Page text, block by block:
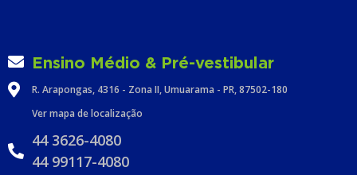
Ensino Médio & Pré-vestibular
R. Arapongas, 4316 - Zona II, Umuarama - PR, 87502-180
Ver mapa de localização
44 3626-4080
44 99117-4080